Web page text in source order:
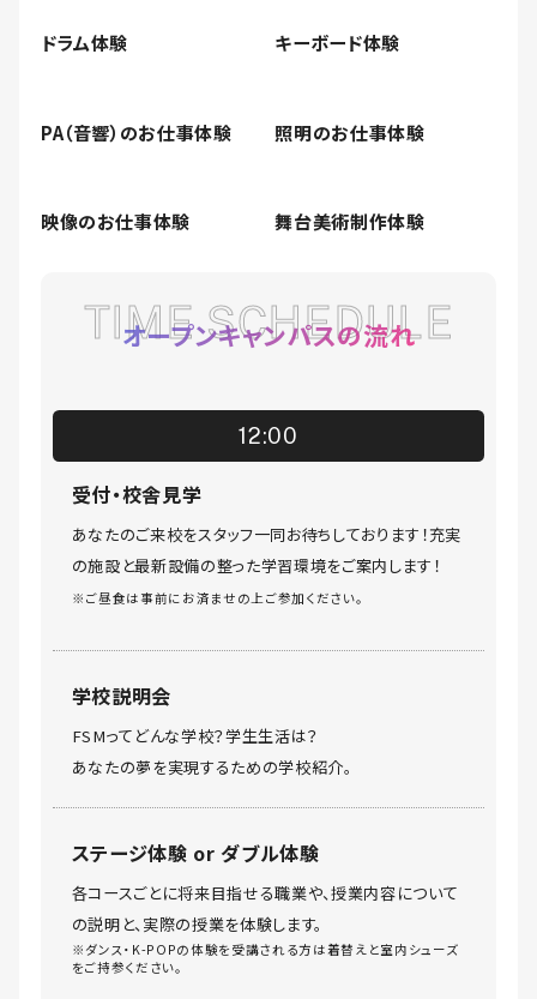
ドラム体験 キーボード体験
PA（音響）のお仕事体験 照明のお仕事体験
映像のお仕事体験 舞台美術制作体験
TIME SCHEDULE
オープンキャンパスの流れ
12:00
受付・校舎見学
あなたのご来校をスタッフ一同お待ちしております！充実
の施設と最新設備の整った学習環境をご案内します！
※ご昼食は事前にお済ませの上ご参加ください。
学校説明会
FSMってどんな学校？学生生活は？
あなたの夢を実現するための学校紹介。
ステージ体験 or ダブル体験
各コースごとに将来目指せる職業や、授業内容について
の説明と、実際の授業を体験します。
※ダンス・K-POPの体験を受講される方は着替えと室内シューズ
をご持参ください。